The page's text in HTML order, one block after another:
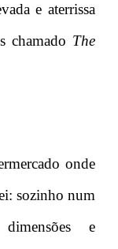
e aterrissa
chamado The
onde
sozinho num
e